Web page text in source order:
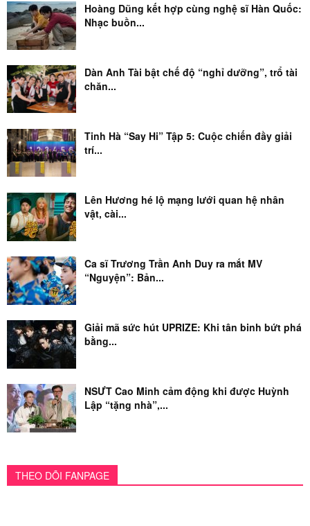
Hoàng Dũng kết hợp cùng nghệ sĩ Hàn Quốc:
Nhạc buồn...
Dàn Anh Tài bật chế độ “nghỉ dưỡng”, trổ tài
chăn...
Tinh Hà “Say Hi” Tập 5: Cuộc chiến đầy giải
trí...
Lên Hương hé lộ mạng lưới quan hệ nhân
vật, cài...
Ca sĩ Trương Trần Anh Duy ra mắt MV
“Nguyện”: Bản...
Giải mã sức hút UPRIZE: Khi tân binh bứt phá
bằng...
NSƯT Cao Minh cảm động khi được Huỳnh
Lập “tặng nhà”,...
THEO DÕI FANPAGE